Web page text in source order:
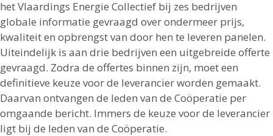
het Vlaardings Energie Collectief bij zes bedrijven
globale informatie gevraagd over ondermeer prijs,
kwaliteit en opbrengst van door hen te leveren panelen.
Uiteindelijk is aan drie bedrijven een uitgebreide offerte
gevraagd. Zodra de offertes binnen zijn, moet een
definitieve keuze voor de leverancier worden gemaakt.
Daarvan ontvangen de leden van de Coöperatie per
omgaande bericht. Immers de keuze voor de leverancier
ligt bij de leden van de Coöperatie.